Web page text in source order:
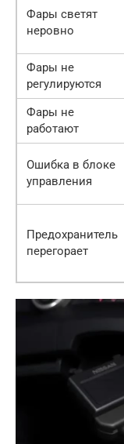
Фары светят
неровно
Фары не
регулируются
Фары не
работают
Ошибка в блоке
управления
Предохранитель
перегорает